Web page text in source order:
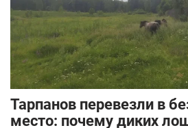
Тарпанов перевезли в
место: почему диких